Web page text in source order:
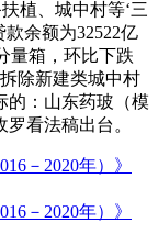
植、城中村等‘三
款余额为32522亿
量箱，环比下跌
除新建类城中村
的：山东药玻（模
看法稿出台。
－2020年）》
－2020年）》